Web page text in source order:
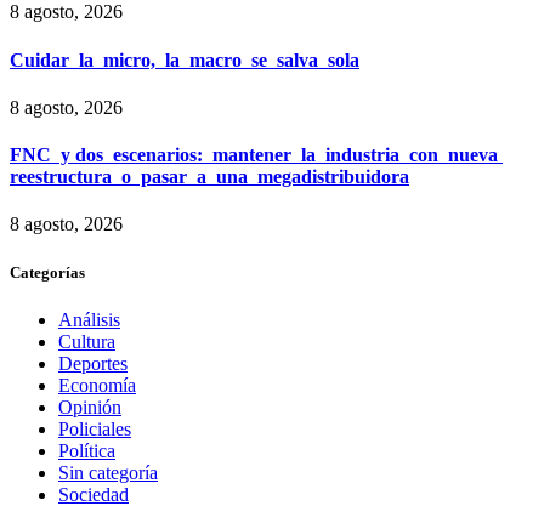
8 agosto, 2026
Cuidar la micro, la macro se salva sola
8 agosto, 2026
FNC y dos escenarios: mantener la industria con nueva
reestructura o pasar a una megadistribuidora
8 agosto, 2026
Categorías
Análisis
Cultura
Deportes
Economía
Opinión
Policiales
Política
Sin categoría
Sociedad